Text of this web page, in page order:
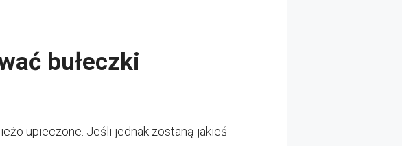
bułeczki
upieczone. Jeśli jednak zostaną jakieś